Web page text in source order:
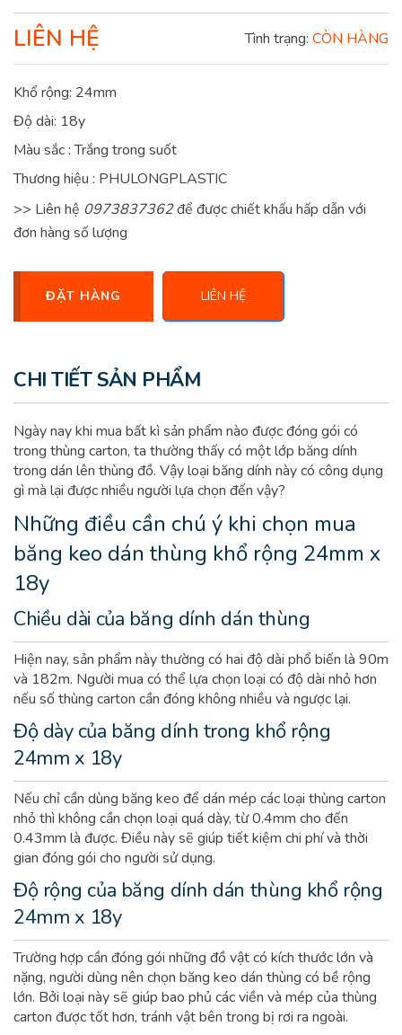
LIÊN HỆ Tình trạng: CÒN HÀNG
Khổ rộng: 24mm
Độ dài: 18y
Màu sắc : Trắng trong suốt
Thương hiệu : PHULONGPLASTIC
>> Liên hệ 0973837362để được chiết khấu hấp dẫn với
đơn hàng số lượng
ĐẶT HÀNG LIÊN HỆ
CHI TIẾT SẢN PHẨM
Ngày nay khi mua bất kì sản phẩm nào được đóng gói có
trong thùng carton, ta thường thấy có một lớp băng dính
trong dán lên thùng đồ. Vậy loại băng dính này có công dụng
gì mà lại được nhiều người lựa chọn đến vậy?
Những điều cần chú ý khi chọn mua
băng keo dán thùng khổ rộng 24mm x
18y
Chiều dài của băng dính dán thùng
Hiện nay, sản phẩm này thường có hai độ dài phổ biến là 90m
và 182m. Người mua có thể lựa chọn loại có độ dài nhỏ hơn
nếu số thùng carton cần đóng không nhiều và ngược lại.
Độ dày của băng dính trong khổ rộng
24mm x 18y
Nếu chỉ cần dùng băng keo để dán mép các loại thùng carton
nhỏ thì không cần chọn loại quá dày, từ 0.4mm cho đến
0.43mm là được. Điều này sẽ giúp tiết kiệm chi phí và thời
gian đóng gói cho người sử dụng.
Độ rộng của băng dính dán thùng khổ rộng
24mm x 18y
Trường hợp cần đóng gói những đồ vật có kích thước lớn và
nặng, người dùng nên chọn băng keo dán thùng có bề rộng
lớn. Bởi loại này sẽ giúp bao phủ các viền và mép của thùng
carton được tốt hơn, tránh vật bên trong bị rơi ra ngoài.